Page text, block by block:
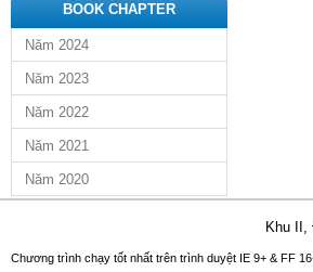
BOOK CHAPTER
Năm 2024
Năm 2023
Năm 2022
Năm 2021
Năm 2020
Khu II,
Chương trình chạy tốt nhất trên trình duyệt IE 9+ & FF